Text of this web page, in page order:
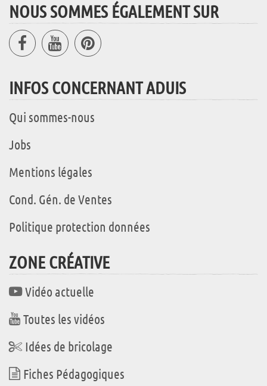
NOUS SOMMES ÉGALEMENT SUR
INFOS CONCERNANT ADUIS
Qui sommes-nous
Jobs
Mentions légales
Cond. Gén. de Ventes
Politique protection données
ZONE CRÉATIVE
Vidéo actuelle
Toutes les vidéos
Idées de bricolage
Fiches Pédagogiques